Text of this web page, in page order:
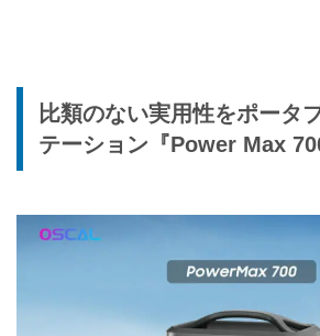
比類のない実用性をポータ
テーション『Power Max